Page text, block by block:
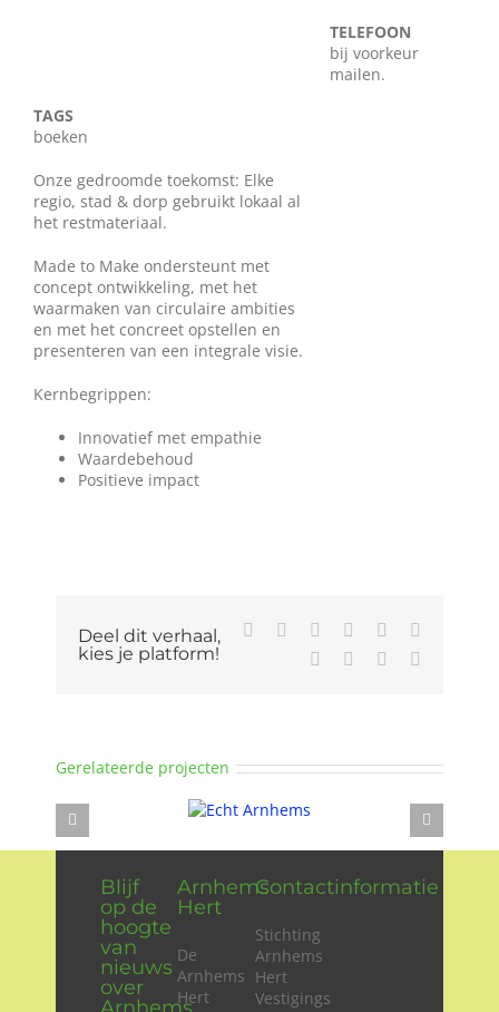
Diensten en produkten
Vacatures
TAGS
boeken
Onze gedroomde toekomst: Elke
regio, stad & dorp gebruikt lokaal al
het restmateriaal.
Made to Make ondersteunt met
concept ontwikkeling, met het
waarmaken van circulaire ambities
en met het concreet opstellen en
presenteren van een integrale visie.
Kernbegrippen:
Innovatief met empathie
Waardebehoud
Positieve impact
TELEFOON
bij voorkeur
mailen.
Deel dit verhaal,
kies je platform!
Facebook Reddit LinkedInWhatsApp
Pinterest
Xing
Gerelateerde projecten
Blijf
op de
hoogte
van
nieuws
over
Arnhems
Hert
De
Arnhems
Hert
Contactinformatie
Stichting
Arnhems
Hert
Vestigings